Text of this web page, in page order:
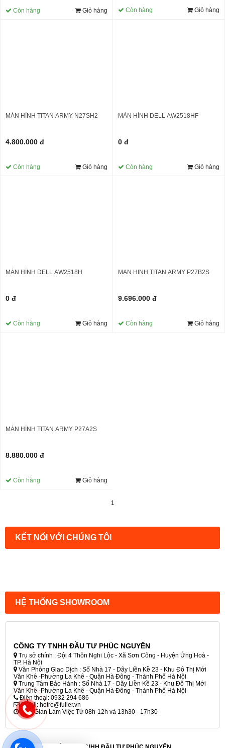
Còn hàng Giỏ hàng Còn hàng Giỏ hàng
MÀN HÌNH TITAN ARMY N27SH2
4.800.000 đ
Còn hàng Giỏ hàng
MÀN HÌNH DELL AW2518HF
0 đ
Còn hàng Giỏ hàng
MÀN HÌNH DELL AW2518H
0 đ
Còn hàng Giỏ hàng
MAN HINH TITAN ARMY P27B2S
9.696.000 đ
Còn hàng Giỏ hàng
MÀN HÌNH TITAN ARMY P27A2S
8.880.000 đ
Còn hàng Giỏ hàng
1
KẾT NỐI VỚI CHÚNG TÔI
HỆ THỐNG SHOWROOM
CÔNG TY TNHH ĐẦU TƯ PHÚC NGUYÊN
Trụ sở chính : Đội 4 Thôn Nghi Lộc - Xã Sơn Công - Huyện Ứng Hoà -
TP. Hà Nội
Văn Phòng Giao Dịch : Số Nhà 17 - Dãy Liền Kề 23 - Khu Đô Thị Mới
Văn Khê -Phường La Khê - Quận Hà Đông - Thành Phố Hà Nội
Trung Tâm Bảo Hành : Số Nhà 17 - Dãy Liền Kề 23 - Khu Đô Thị Mới
Văn Khê -Phường La Khê - Quận Hà Đông - Thành Phố Hà Nội
Điện thoại: 0932 294 686
Email: hotro@fuller.vn
Thời Gian Làm Việc Từ 08h-12h và 13h30 - 17h30